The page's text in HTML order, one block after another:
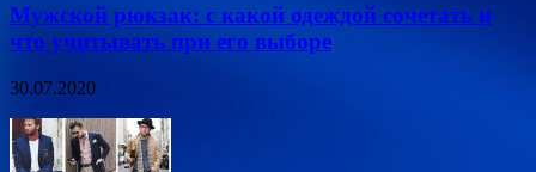
Мужской рюкзак: с какой одеждой сочетать и
что учитывать при его выборе
30.07.2020